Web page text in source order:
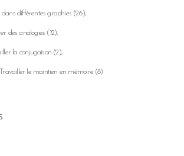
différentes graphies (26)
des analogies (12)
la conjugaison (2)
Travailler le maintien en mémoire(8)